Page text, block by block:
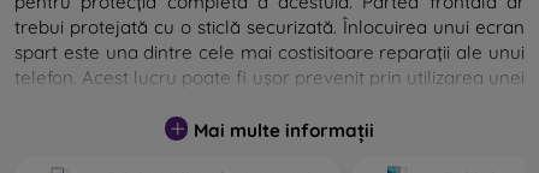
trebui protejată cu o sticlă securizată. Înlocuirea unui ecran
spart este una dintre cele mai costisitoare reparații ale unui
telefon. Acest lucru poate fi ușor prevenit prin utilizarea unei
Deși nu există sticlă indestructibilă pentru telefon, în
Mai multe informații